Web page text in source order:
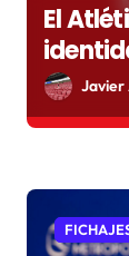
El
The
Javier